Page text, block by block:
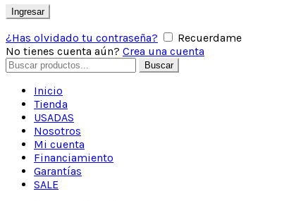
Ingresar
¿Has olvidado tu contraseña?
Recuerdame
No tienes cuenta aún? Crea una cuenta
Buscar
Inicio
Tienda
USADAS
Nosotros
Mi cuenta
Financiamiento
Garantías
SALE